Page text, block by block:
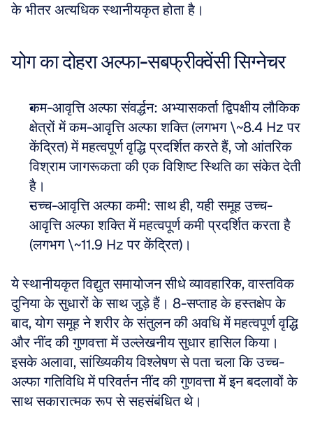
के भीतर अत्यधिक स्थानीयकृत होता है।
योग का दोहरा अल्फा-सबफ्रीक्वेंसी सिग्नेचर
कम-आवृत्ति अल्फा संवर्द्धन: अभ्यासकर्ता द्विपक्षीय लौकिक
क्षेत्रों में कम-आवृत्ति अल्फा शक्ति (लगभग \~8.4 Hz पर
केंद्रित) में महत्वपूर्ण वृद्धि प्रदर्शित करते हैं, जो आंतरिक
विश्राम जागरूकता की एक विशिष्ट स्थिति का संकेत देती
है।
उच्च-आवृत्ति अल्फा कमी: साथ ही, यही समूह उच्च-
आवृत्ति अल्फा शक्ति में महत्वपूर्ण कमी प्रदर्शित करता है
(लगभग \~11.9 Hz पर केंद्रित)।
ये स्थानीयकृत विद्युत समायोजन सीधे व्यावहारिक, वास्तविक
दुनिया के सुधारों के साथ जुड़े हैं। 8-सप्ताह के हस्तक्षेप के
बाद, योग समूह ने शरीर के संतुलन की अवधि में महत्वपूर्ण वृद्धि
और नींद की गुणवत्ता में उल्लेखनीय सुधार हासिल किया।
इसके अलावा, सांख्यिकीय विश्लेषण से पता चला कि उच्च-
अल्फा गतिविधि में परिवर्तन नींद की गुणवत्ता में इन बदलावों के
साथ सकारात्मक रूप से सहसंबंधित थे।